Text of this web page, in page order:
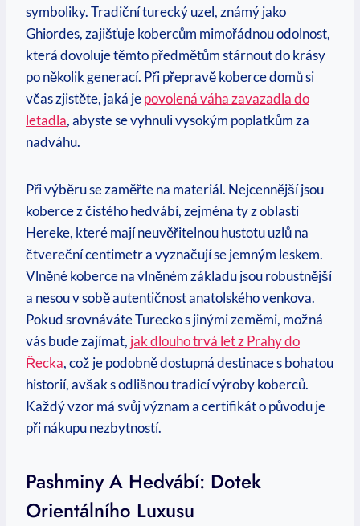
symboliky. Tradiční turecký uzel, známý jako
Ghiordes, zajišťuje kobercům mimořádnou odolnost,
která dovoluje těmto předmětům stárnout do krásy
po několik generací. Při přepravě koberce domů si
včas zjistěte, jaká jepovolená váha zavazadla do
letadla, abyste se vyhnuli vysokým poplatkům za
nadváhu.
Při výběru se zaměřte na materiál. Nejcennější jsou
koberce z čistého hedvábí, zejména ty z oblasti
Hereke, které mají neuvěřitelnou hustotu uzlů na
čtvereční centimetr a vyznačují se jemným leskem.
Vlněné koberce na vlněném základu jsou robustnější
a nesou v sobě autentičnost anatolského venkova.
Pokud srovnáváte Turecko s jinými zeměmi, možná
vás bude zajímat, jak dlouho trvá let z Prahy do
Řecka, což je podobně dostupná destinace s bohatou
historií, avšak s odlišnou tradicí výroby koberců.
Každý vzor má svůj význam a certifikát o původu je
při nákupu nezbytností.
Pashminy A Hedvábí: Dotek
Orientálního Luxusu